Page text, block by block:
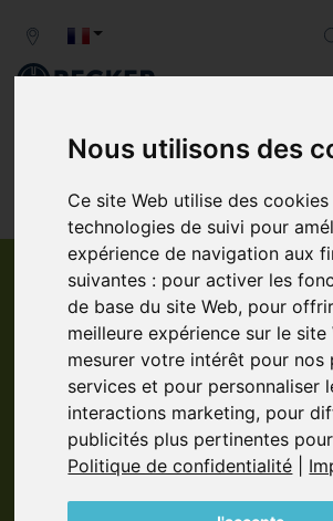
Nous utilisons des
Ce site Web utilise des
technologies de suivi pour
expérience de navigation aux
suivantes : pour activer les
de base du site Web, pour
meilleure expérience sur le site
mesurer votre intérêt pour nos
services et pour personnaliser
interactions marketing, pour
publicités plus pertinentes
Politique de confidentialité
DEMANDE DE PRODUITS
VEUILLEZ REMPLIR LE
DESSOUS.
" indicates required fields
Nom et prénom